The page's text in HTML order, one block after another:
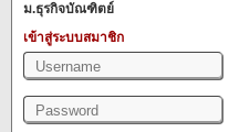
ม.ธุรกิจบัณฑิตย์
เข้าสู่ระบบสมาชิก